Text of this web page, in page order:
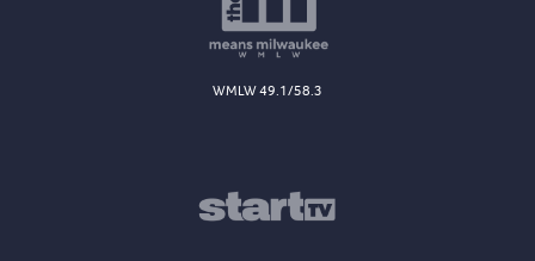
WMLW 49.1/58.3